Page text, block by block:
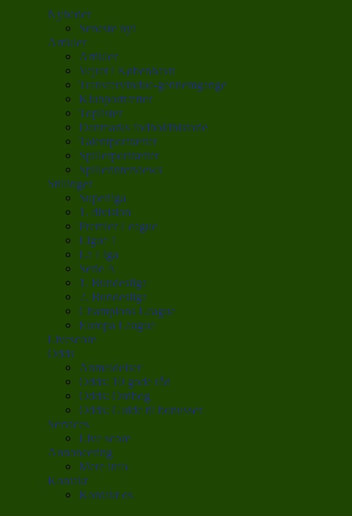
Nyheder
Seneste nyt
Artikler
Artikler
Vejret i København
Transfervindue-gennemgange
Klubportrætter
Toplister
Danmarks fodboldhistorie
Talentportrætter
Spillerportrætter
Spillerinterviews
Stillinger
Superliga
1. division
Premier League
Ligue 1
La Liga
Serie A
1. Bundesliga
2. Bundesliga
Champions League
Europa League
Livescore
Odds
Anmeldelser
Odds: 10 gode råd
Odds: Ordbog
Odds: Guide til bonusser
Services
Live score
Annoncering
Mere info
Kontakt
Kontakt os